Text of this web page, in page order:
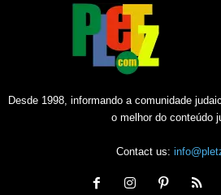
Desde 1998, informando a comunidade
o melhor do conteúdo
Contact us: